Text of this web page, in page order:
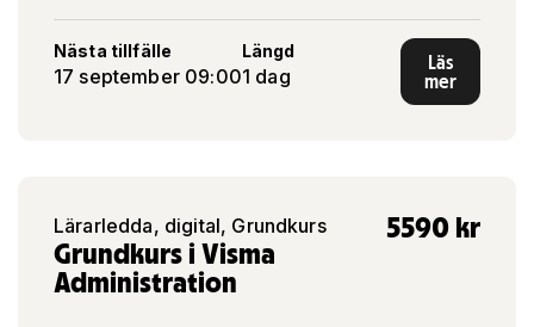
Nästa tillfälle
17 september 09:00
Längd
1 dag
Läs
mer
Lärarledda, digital, Grundkurs
Grundkurs i Visma
Administration
5590 kr